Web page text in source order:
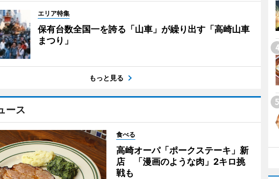
エリア特集
保有台数全国一を誇る「山車」が繰り出す「高崎山車
まつり」
もっと見る
ース
食べる
高崎オーパ「ポークステーキ」新
店 「漫画のような肉」2キロ挑
戦も